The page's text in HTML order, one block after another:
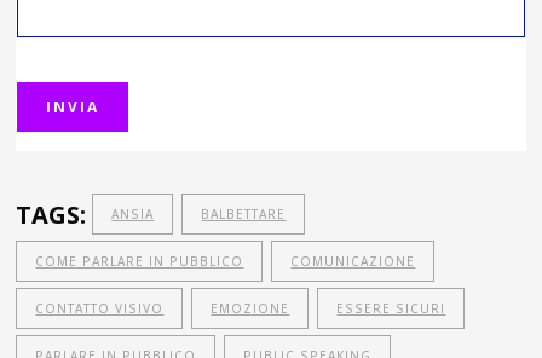
TAGS: ANSIA BALBETTARE
COME PARLARE IN PUBBLICO COMUNICAZIONE
CONTATTO VISIVO EMOZIONE ESSERE SICURI